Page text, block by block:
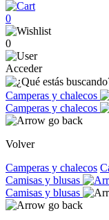
0
0
Acceder
Camperas y chalecos
Camperas y chalecos
Volver
Camperas y chalecos
Camisas y blusas
Camisas y blusas